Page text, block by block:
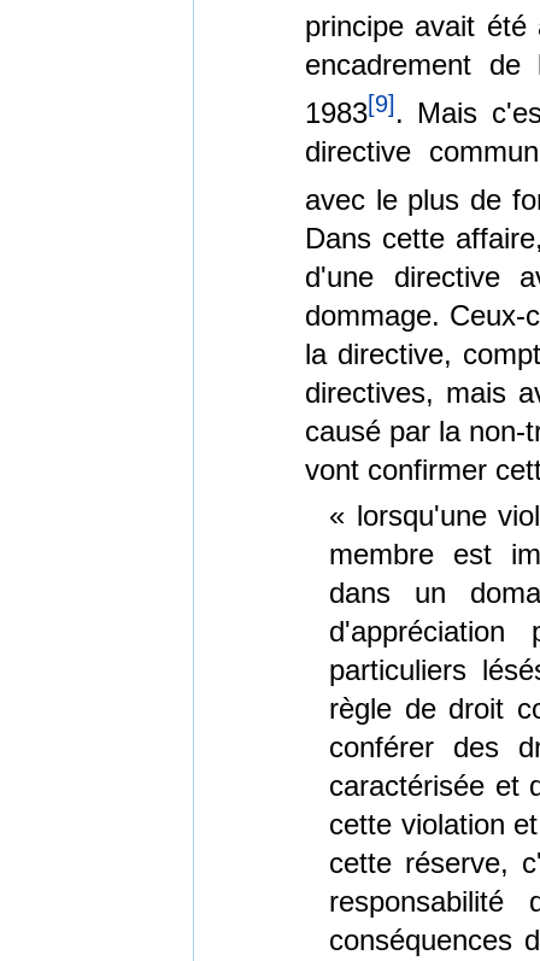
principe avait été
encadrement
1983[9] . Mais
directive
avec le plus de
Dans cette
d'une directive
dommage. Ceux-
la directive,
directives, mais
causé par la non-
vont confirmer
« lorsqu'une
membre est
dans un
particuliers
règle de droit
conférer des
caractérisée et
cette violation
cette réserve,
conséquences